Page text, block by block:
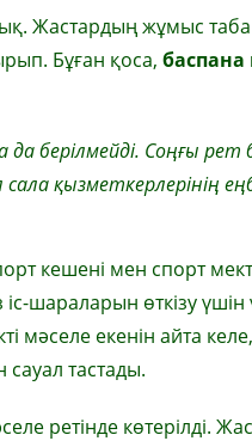
Жастардың жұмыс
Бұған қоса, баспана
берілмейді. Соңғы рет
сала қызметкерлерінің
кешені мен спорт
шараларын өткізу
мәселе екенін айта
сауал тастады.
ретінде көтерілді.